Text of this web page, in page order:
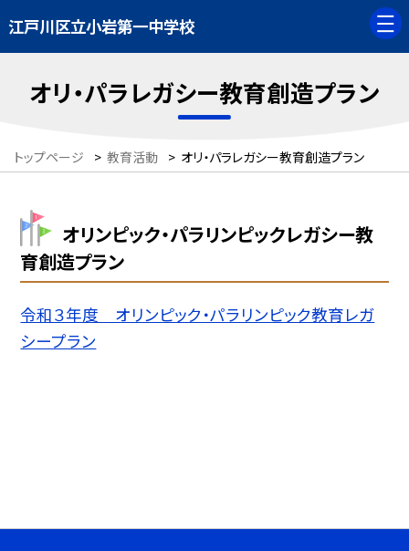
江戸川区立小岩第一中学校
オリ・パラレガシー教育創造プラン
トップページ > 教育活動 > オリ・パラレガシー教育創造プラン
オリンピック・パラリンピックレガシー教
育創造プラン
令和３年度 オリンピック・パラリンピック教育レガ
シープラン